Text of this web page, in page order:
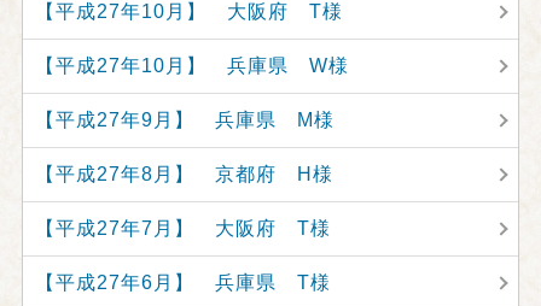
【平成27年10月】 大阪府 T様
【平成27年10月】 兵庫県 W様
【平成27年9月】 兵庫県 M様
【平成27年8月】 京都府 H様
【平成27年7月】 大阪府 T様
【平成27年6月】 兵庫県 T様